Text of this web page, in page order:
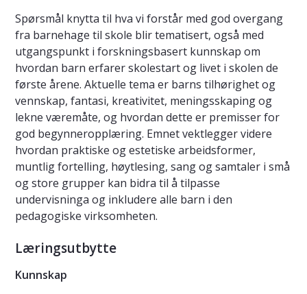
Spørsmål knytta til hva vi forstår med god overgang
fra barnehage til skole blir tematisert, også med
utgangspunkt i forskningsbasert kunnskap om
hvordan barn erfarer skolestart og livet i skolen de
første årene. Aktuelle tema er barns tilhørighet og
vennskap, fantasi, kreativitet, meningsskaping og
lekne væremåte, og hvordan dette er premisser for
god begynneropplæring. Emnet vektlegger videre
hvordan praktiske og estetiske arbeidsformer,
muntlig fortelling, høytlesing, sang og samtaler i små
og store grupper kan bidra til å tilpasse
undervisninga og inkludere alle barn i den
pedagogiske virksomheten.
Læringsutbytte
Kunnskap